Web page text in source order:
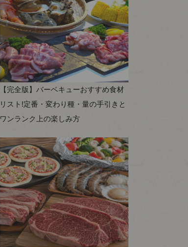
【完全版】バーベキューおすすめ食材
リスト!定番・変わり種・量の手引きと
ワンランク上の楽しみ方